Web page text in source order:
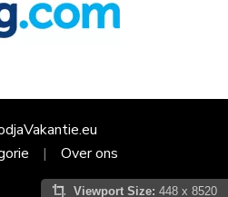
Over ons
Viewport Size: 448 x 8520